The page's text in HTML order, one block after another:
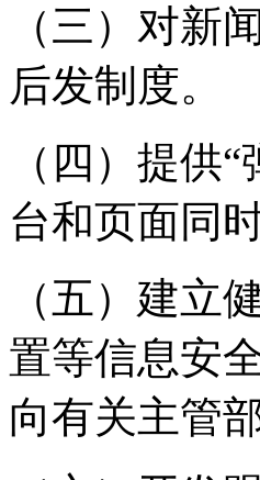
（三）对新
后发制度。
（四）提供
台和页面同
（五）建立
置等信息安
向有关主管